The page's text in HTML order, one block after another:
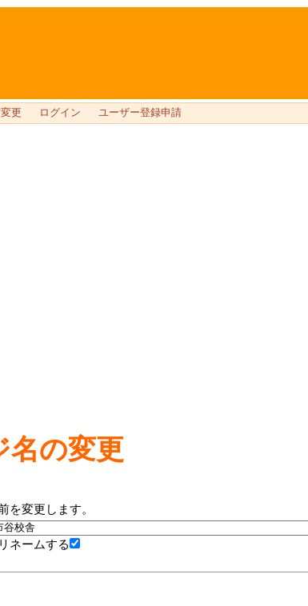
更 ログイン ユーザー登録申請
名の変更
を変更します。
ネームする